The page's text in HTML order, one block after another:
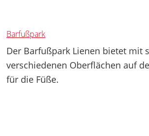
Barfußpark
Der Barfußpark Lienen bietet mit
verschiedenen Oberflächen auf
für die Füße.